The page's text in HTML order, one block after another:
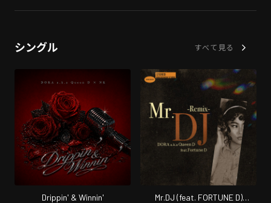
シングル すべて見る
Drippin' & Winnin'
Mr.DJ (feat. FORTUNE D)